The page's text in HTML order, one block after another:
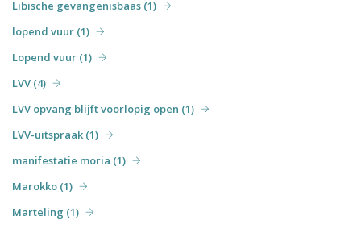
Libische gevangenisbaas (1)
lopend vuur (1)
Lopend vuur (1)
LVV (4)
LVV opvang blijft voorlopig open (1)
LVV-uitspraak (1)
manifestatie moria (1)
Marokko (1)
Marteling (1)